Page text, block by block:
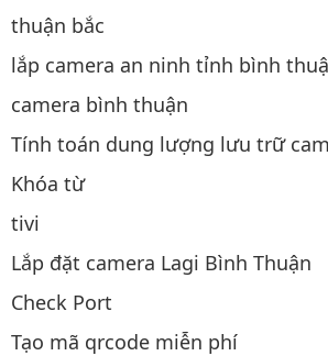
thuận bắc
lắp camera an ninh tỉnh bình
camera bình thuận
Tính toán dung lượng lưu trữ
Khóa từ
tivi
Lắp đặt camera Lagi Bình Thuận
Check Port
Tạo mã qrcode miễn phí